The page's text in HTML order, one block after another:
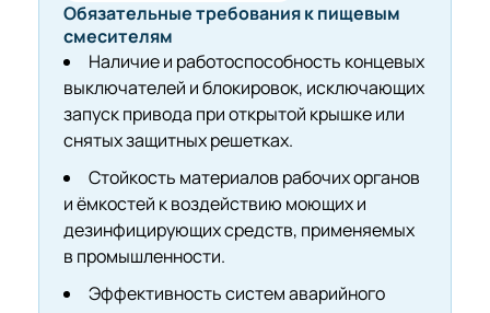
Обязательные требования к пищевым
смесителям
Наличие и работоспособность концевых
выключателей и блокировок, исключающих
запуск привода при открытой крышке или
снятых защитных решетках.
Стойкость материалов рабочих органов
и ёмкостей к воздействию моющих и
дезинфицирующих средств, применяемых
в промышленности.
Эффективность систем аварийного